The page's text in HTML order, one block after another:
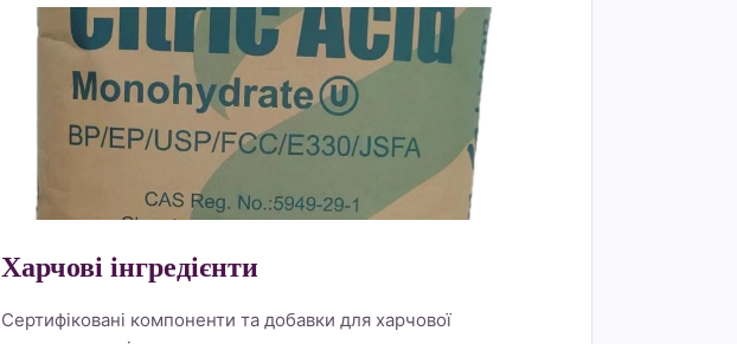
Харчові інгредієнти
Сертифіковані компоненти та добавки для харчової